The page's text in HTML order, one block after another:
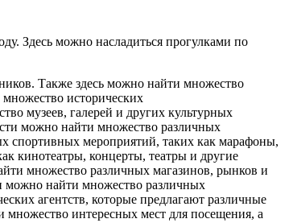
Здесь можно насладиться прогулками по
Также здесь можно найти множество
исторических
музеев, галерей и других культурных
можно найти множество различных
спортивных мероприятий, таких как марафоны,
кинотеатры, концерты, театры и другие
множество различных магазинов, рынков и
можно найти множество различных
агентств, которые предлагают различные
множество интересных мест для посещения, а